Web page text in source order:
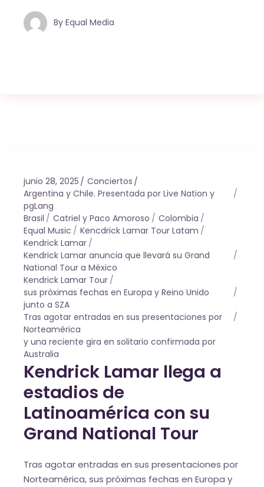
By Equal Media
junio 28, 2025
Conciertos
Argentina y Chile. Presentada por Live Nation y
pgLang
Brasil
Catriel y Paco Amoroso
Colombia
Equal Music
Kencdrick Lamar Tour Latam
Kendrick Lamar
Kendrick Lamar anuncia que llevará su Grand
National Tour a México
Kendrick Lamar Tour
sus próximas fechas en Europa y Reino Unido
junto a SZA
Tras agotar entradas en sus presentaciones por
Norteamérica
y una reciente gira en solitario confirmada por
Australia
Kendrick Lamar llega a
estadios de
Latinoamérica con su
Grand National Tour
Tras agotar entradas en sus presentaciones por
Norteamérica, sus próximas fechas en Europa y